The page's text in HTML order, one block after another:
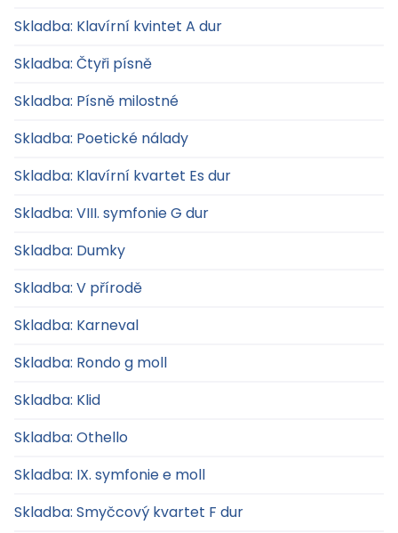
Skladba: Klavírní kvintet A dur
Skladba: Čtyři písně
Skladba: Písně milostné
Skladba: Poetické nálady
Skladba: Klavírní kvartet Es dur
Skladba: VIII. symfonie G dur
Skladba: Dumky
Skladba: V přírodě
Skladba: Karneval
Skladba: Rondo g moll
Skladba: Klid
Skladba: Othello
Skladba: IX. symfonie e moll
Skladba: Smyčcový kvartet F dur